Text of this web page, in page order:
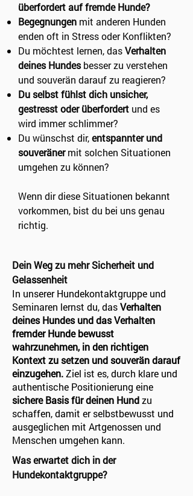
überfordert auf fremde Hunde?
Begegnungen mit anderen Hunden
enden oft in Stress oder Konflikten?
Du möchtest lernen, dasVerhalten
deines Hundesbesser zu verstehen
und souverän darauf zu reagieren?
Du selbst fühlst dich unsicher,
gestresst oder überfordert und es
wird immer schlimmer?
Du wünschst dir,entspannter und
souveränermit solchen Situationen
umgehen zu können?
Wenn dir diese Situationen bekannt
vorkommen, bist du bei uns genau
richtig.
Dein Weg zu mehr Sicherheit und
Gelassenheit
In unserer Hundekontaktgruppe und
Seminaren lernst du, dasVerhalten
deines Hundes und das Verhalten
fremder Hunde bewusst
wahrzunehmen, in den richtigen
Kontext zu setzen und souverän darauf
einzugehen.Ziel ist es, durch klare und
authentische Positionierung eine
sichere Basis für deinen Hundzu
schaffen, damit er selbstbewusst und
ausgeglichen mit Artgenossen und
Menschen umgehen kann.
Was erwartet dich in der
Hundekontaktgruppe?​​​​